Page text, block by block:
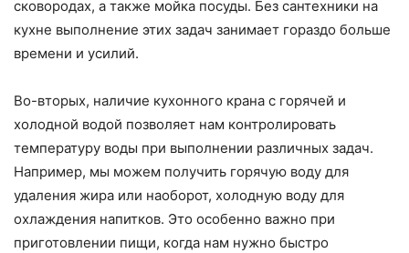
сковородах, а также мойка посуды. Без сантехники на
кухне выполнение этих задач занимает гораздо больше
времени и усилий.
Во-вторых, наличие кухонного крана с горячей и
холодной водой позволяет нам контролировать
температуру воды при выполнении различных задач.
Например, мы можем получить горячую воду для
удаления жира или наоборот, холодную воду для
охлаждения напитков. Это особенно важно при
приготовлении пищи, когда нам нужно быстро